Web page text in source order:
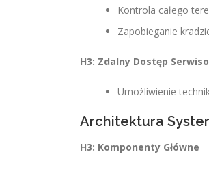
Kontrola całego
Zapobieganie
H3: Zdalny Dostęp
Umożliwienie
Architektura
H3: Komponenty Główne